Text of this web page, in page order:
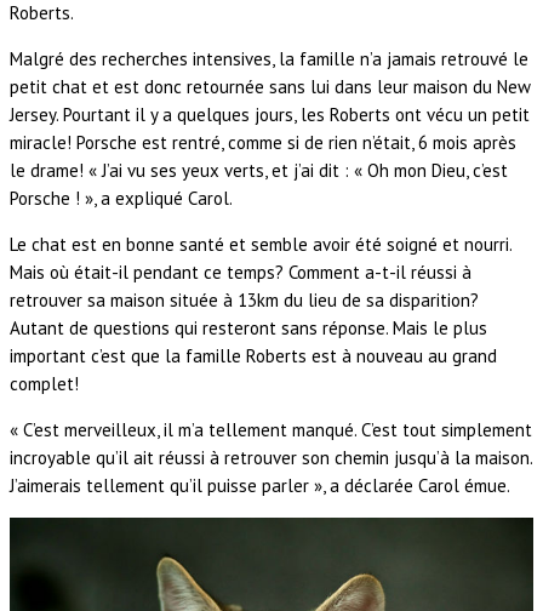
Roberts.
Malgré des recherches intensives, la famille n’a jamais retrouvé le
petit chat et est donc retournée sans lui dans leur maison du New
Jersey. Pourtant il y a quelques jours, les Roberts ont vécu un petit
miracle! Porsche est rentré, comme si de rien n’était, 6 mois après
le drame! « J’ai vu ses yeux verts, et j’ai dit : « Oh mon Dieu, c’est
Porsche ! », a expliqué Carol.
Le chat est en bonne santé et semble avoir été soigné et nourri.
Mais où était-il pendant ce temps? Comment a-t-il réussi à
retrouver sa maison située à 13km du lieu de sa disparition?
Autant de questions qui resteront sans réponse. Mais le plus
important c’est que la famille Roberts est à nouveau au grand
complet!
« C’est merveilleux, il m’a tellement manqué. C’est tout simplement
incroyable qu’il ait réussi à retrouver son chemin jusqu’à la maison.
J’aimerais tellement qu’il puisse parler », a déclarée Carol émue.